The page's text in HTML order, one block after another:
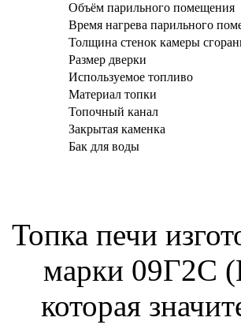
Объём парильного помещения
Время нагрева парильного
Толщина стенок камеры
Размер дверки
Используемое топливо
Материал топки
Топочный канал
Закрытая каменка
Бак для воды
Топка печи
марки 09Г2С
которая